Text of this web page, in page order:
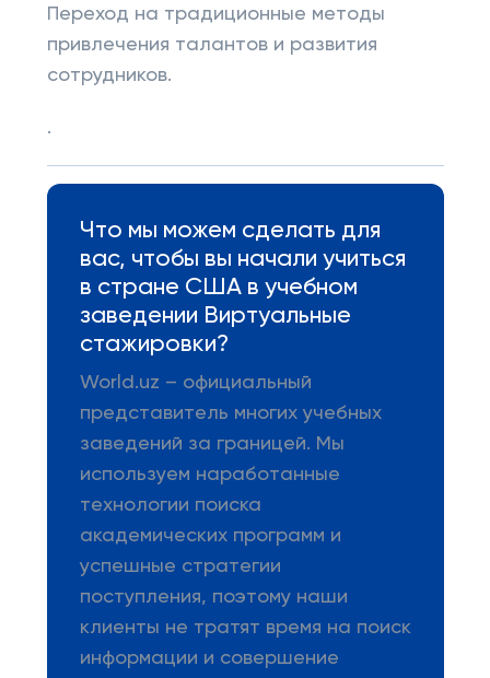
Переход на традиционные методы
привлечения талантов и развития
сотрудников.
.
Что мы можем сделать для
вас, чтобы вы начали учиться
в стране США в учебном
заведении Виртуальные
стажировки?
World.uz – официальный
представитель многих учебных
заведений за границей. Мы
используем наработанные
технологии поиска
академических программ и
успешные стратегии
поступления, поэтому наши
клиенты не тратят время на поиск
информации и совершение